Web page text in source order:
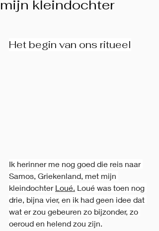
mijn kleindochter
Het begin van ons ritueel
Ik herinner me nog goed die reis naar
Samos, Griekenland, met mijn
kleindochter Loué. Loué was toen nog
drie, bijna vier, en ik had geen idee dat
wat er zou gebeuren zo bijzonder, zo
oeroud en helend zou zijn.